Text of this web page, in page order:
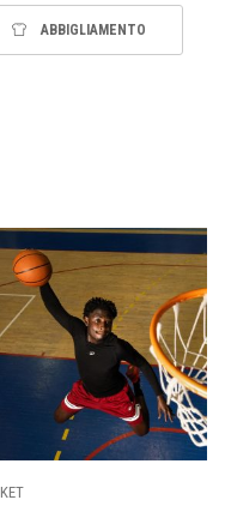
ABBIGLIAMENTO
RUGBY